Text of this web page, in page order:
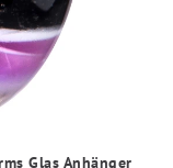
Glas Anhänger